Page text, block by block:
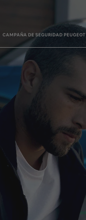
CAMPAÑA DE SEGURIDAD PEUGEOT